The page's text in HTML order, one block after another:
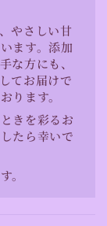
やさしい甘
ます。添加
な方にも、
てお届けで
ります。
きを彩るお
たら幸いで
。